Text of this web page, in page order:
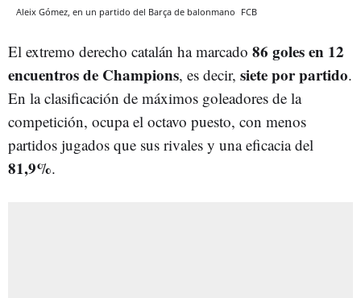
Aleix Gómez, en un partido del Barça de balonmano FCB
El extremo derecho catalán ha marcado 86 goles en 12
encuentros de Champions, es decir, siete por partido.
En la clasificación de máximos goleadores de la
competición, ocupa el octavo puesto, con menos
partidos jugados que sus rivales y una eficacia del
81,9%.